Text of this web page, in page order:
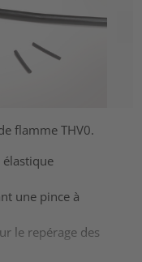
flamme THV0.
une pince à
le repérage des